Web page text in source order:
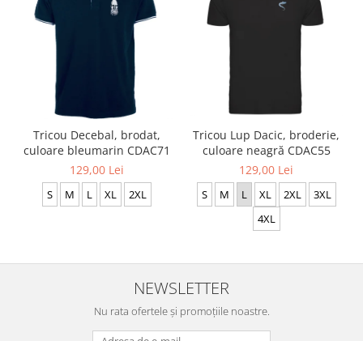
Tricou Decebal, brodat,
culoare bleumarin CDAC71
129,00 Lei
S M L XL 2XL
Tricou Lup Dacic, broderie,
culoare neagră CDAC55
129,00 Lei
S M L XL 2XL
3XL
4XL
NEWSLETTER
Nu rata ofertele și promoțiile noastre.